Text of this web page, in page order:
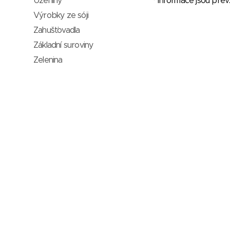
Výrobky ze sóji
Zahušťovadla
Základní suroviny
Zelenina